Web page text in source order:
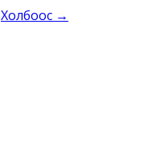
Холбоос →